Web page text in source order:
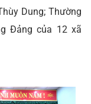
Dung; Thường
Đảng của 12 xã